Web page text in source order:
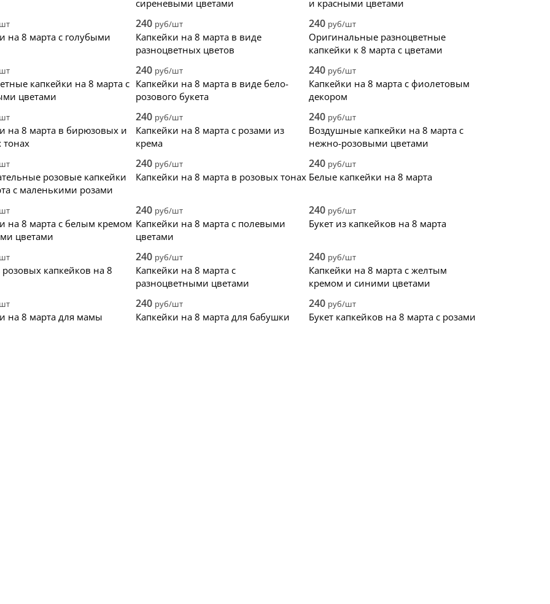
сиреневыми цветами
и красными цветами
на 8 марта с голубыми
240 руб/шт
Капкейки на 8 марта в виде
разноцветных цветов
240 руб/шт
Оригинальные разноцветные
капкейки к 8 марта с цветами
капкейки на 8 марта с
цветами
240 руб/шт
Капкейки на 8 марта в виде бело-
розового букета
240 руб/шт
Капкейки на 8 марта с фиолетовым
декором
на 8 марта в бирюзовых и
тонах
240 руб/шт
Капкейки на 8 марта с розами из
крема
240 руб/шт
Воздушные капкейки на 8 марта с
нежно-розовыми цветами
розовые капкейки
с маленькими розами
240 руб/шт
Капкейки на 8 марта в розовых тонах
240 руб/шт
Белые капкейки на 8 марта
на 8 марта с белым кремом
цветами
240 руб/шт
Капкейки на 8 марта с полевыми
цветами
240 руб/шт
Букет из капкейков на 8 марта
розовых капкейков на 8
240 руб/шт
Капкейки на 8 марта с
разноцветными цветами
240 руб/шт
Капкейки на 8 марта с желтым
кремом и синими цветами
на 8 марта для мамы
240 руб/шт
Капкейки на 8 марта для бабушки
240 руб/шт
Букет капкейков на 8 марта с розами